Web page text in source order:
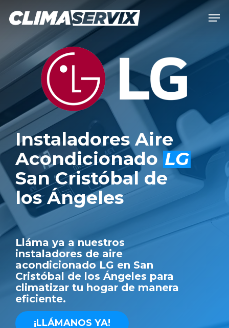
content
Instaladores Aire
AcondicionadoLG
San Cristóbal de
los Ángeles
Lláma ya a nuestros
instaladores de aire
acondicionado LG en San
Cristóbal de los Ángeles para
climatizar tu hogar de manera
eficiente.
¡LLÁMANOS YA!
Menu